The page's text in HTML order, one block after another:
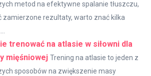
metod na efektywne spalanie tłuszczu,
zamierzone rezultaty, warto znać kilka
trenować na atlasie w siłowni dla
mięśniowej Trening na atlasie to jeden z
sposobów na zwiększenie masy